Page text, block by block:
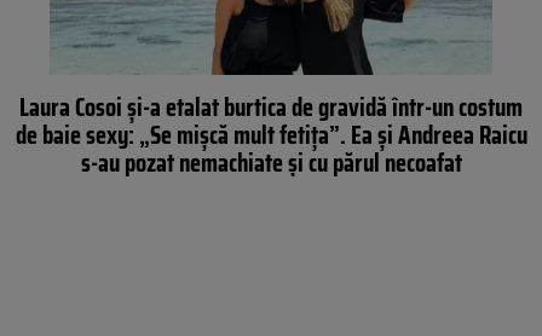
Laura Cosoi şi-a etalat burtica de gravidă într-un costum
de baie sexy: „Se mişcă mult fetiţa”. Ea şi Andreea Raicu
s-au pozat nemachiate şi cu părul necoafat